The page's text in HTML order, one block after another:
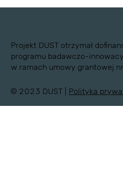
Projekt DUST otrzymał
programu badawczo-
w ramach umowy grantowej
© 2023 DUST | Polityka